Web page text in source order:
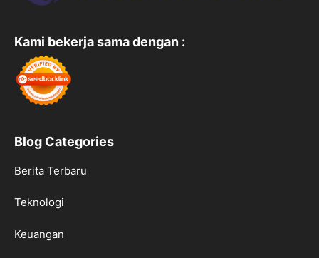
Kami bekerja sama dengan :
Blog Categories
Berita Terbaru
Teknologi
Keuangan